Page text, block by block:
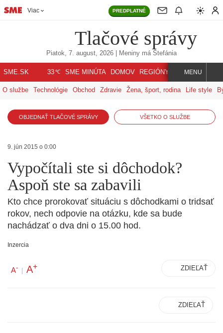
Viac PREDPLATNÉ
Tlačové správy
Piatok, 7. august, 2026 | Meniny má Štefánia
SME.SK 33℃ SME MINÚTA DOMOV REGIÓNY INDEX SVET
MENU
O službe Technológie Obchod Zdravie Žena, šport, rodina Life style
OBJEDNAŤ TLAČOVÉ SPRÁVY VŠETKO O SLUŽBE
9. jún 2015 o 0:00
Vypočítali ste si dôchodok?
Aspoň ste sa zabavili
Kto chce prorokovať situáciu s dôchodkami o tridsať
rokov, nech odpovie na otázku, kde sa bude
nachádzať o dva dni o 15.00 hod.
Inzercia
A- | A+ ZDIEĽAŤ
ZDIEĽAŤ